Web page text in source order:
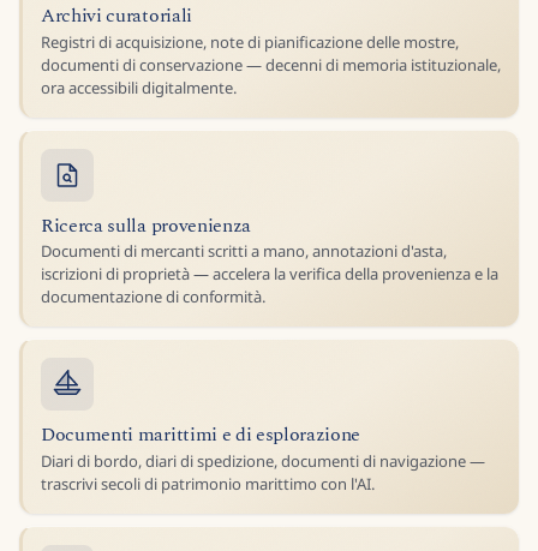
Archivi curatoriali
Registri di acquisizione, note di pianificazione delle mostre,
documenti di conservazione — decenni di memoria istituzionale,
ora accessibili digitalmente.
Ricerca sulla provenienza
Documenti di mercanti scritti a mano, annotazioni d'asta,
iscrizioni di proprietà — accelera la verifica della provenienza e la
documentazione di conformità.
Documenti marittimi e di esplorazione
Diari di bordo, diari di spedizione, documenti di navigazione —
trascrivi secoli di patrimonio marittimo con l'AI.